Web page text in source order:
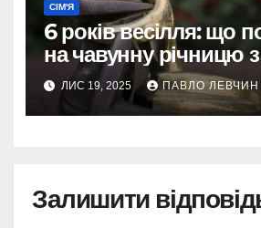
СІМ'Я
6 років весілля: що
на чавунну річницю
ЛИС 19, 2025 ПАВЛО ЛЕВЧИН
Залишити